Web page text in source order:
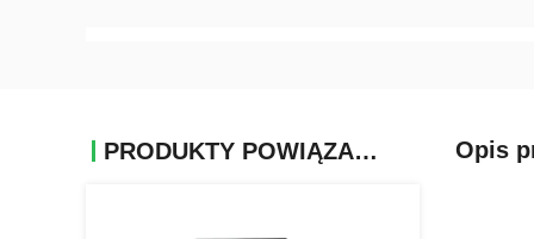
PRODUKTY POWIĄZANE Opis